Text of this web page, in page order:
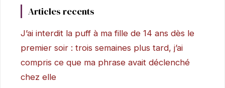
Articles recents
J’ai interdit la puff à ma fille de 14 ans dès le
premier soir : trois semaines plus tard, j’ai
compris ce que ma phrase avait déclenché
chez elle